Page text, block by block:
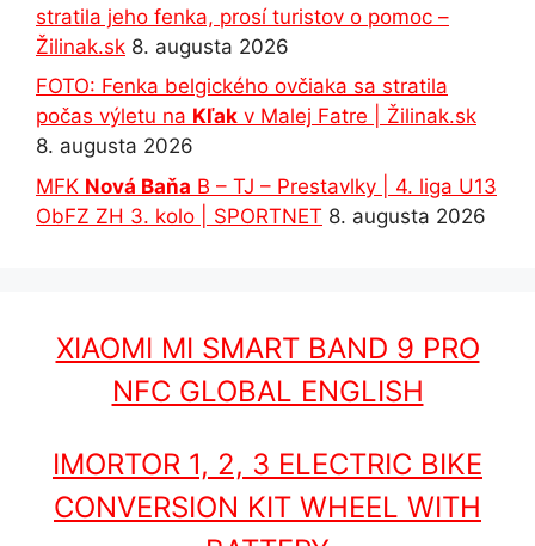
stratila jeho fenka, prosí turistov o pomoc –
Žilinak.sk 8. augusta 2026
FOTO: Fenka belgického ovčiaka sa stratila
počas výletu na Kľak v Malej Fatre | Žilinak.sk
8. augusta 2026
MFK Nová Baňa B – TJ – Prestavlky | 4. liga U13
ObFZ ZH 3. kolo | SPORTNET 8. augusta 2026
XIAOMI MI SMART BAND 9 PRO
NFC GLOBAL ENGLISH
IMORTOR 1, 2, 3 ELECTRIC BIKE
CONVERSION KIT WHEEL WITH